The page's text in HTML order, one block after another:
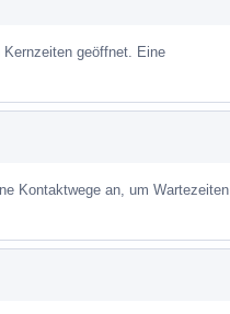
geöffnet. Eine
Kontaktwege an, um Wartezeiten